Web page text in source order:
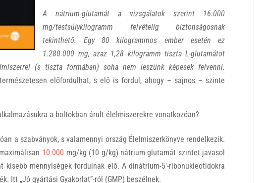
A nátrium-glutamát a vizsgálatok szerint 16.000
mg/testsúlykilogramm felvételig biztonságosnak
tekinthető. Egy 80 kilogrammos ember esetén ez
1.280.000 mg, azaz 1,28 kilogramm tiszta L-glutamátot
(s tiszta formában) soha nem leszünk képesek felvenni.
előfordulhat, s elő is fordul, ahogy – sajnos – szinte
a boltokban árult élelmiszerekre vonatkozóan?
a szabványok, s valamennyi ország Élelmiszerkönyve rendelkezik.
10.000 mg/kg (10 g/kg) nátrium-glutamát szintet javasol
kisebb mennyiségek fordulnak elő. A dinátrium-5′-ribonukleotidokra
Itt „Jó gyártási Gyakorlat”-ról (GMP) beszélnek.